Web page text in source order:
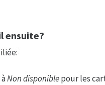
ensuite?
àNon disponiblepour les